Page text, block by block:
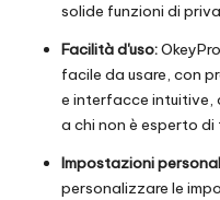
solide funzioni di
Facilità d'uso:
facile da usare, con
e interfacce intuitive,
a chi non è esperto
Impostazioni
personalizzare le